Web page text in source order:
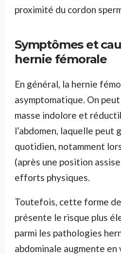
proximité du cordon
Symptômes et
hernie fémorale
En général, la hernie
asymptomatique. On
masse indolore et
l’abdomen, laquelle peut
quotidien, notamment
(après une position
efforts physiques.
Toutefois, cette forme
présente le risque plus
parmi les pathologies
abdominale augmente en